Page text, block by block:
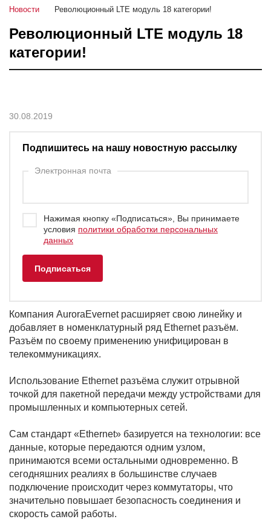
Новости Революционный LTE модуль 18 категории!
Революционный LTE модуль 18
категории!
30.08.2019
Подпишитесь на нашу новостную рассылку
Электронная почта
Нажимая кнопку «Подписаться», Вы принимаете
условия политики обработки персональных
данных
Компания AuroraEvernet расширяет свою линейку и
добавляет в номенклатурный ряд Ethernet разъём.
Разъём по своему применению унифицирован в
телекоммуникациях.
Использование Ethernet разъёма служит отрывной
точкой для пакетной передачи между устройствами для
промышленных и компьютерных сетей.
Сам стандарт «Ethernet» базируется на технологии: все
данные, которые передаются одним узлом,
принимаются всеми остальными одновременно. В
сегодняшних реалиях в большинстве случаев
подключение происходит через коммутаторы, что
значительно повышает безопасность соединения и
скорость самой работы.